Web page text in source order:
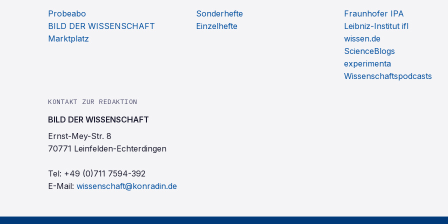
Probeabo
BILD DER WISSENSCHAFT
Marktplatz
Sonderhefte
Einzelhefte
Fraunhofer IPA
Leibniz-Institut ifl
wissen.de
ScienceBlogs
experimenta
Wissenschaftspodcasts
KONTAKT ZUR REDAKTION
BILD DER WISSENSCHAFT
Ernst-Mey-Str. 8
70771 Leinfelden-Echterdingen
Tel: +49 (0)711 7594-392
E-Mail: wissenschaft@konradin.de